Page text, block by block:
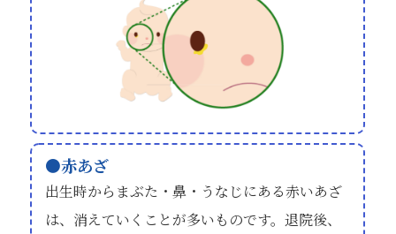
赤あざ
出生時からまぶた・鼻・うなじにある赤いあざ
は、消えていくことが多いものです。退院後、